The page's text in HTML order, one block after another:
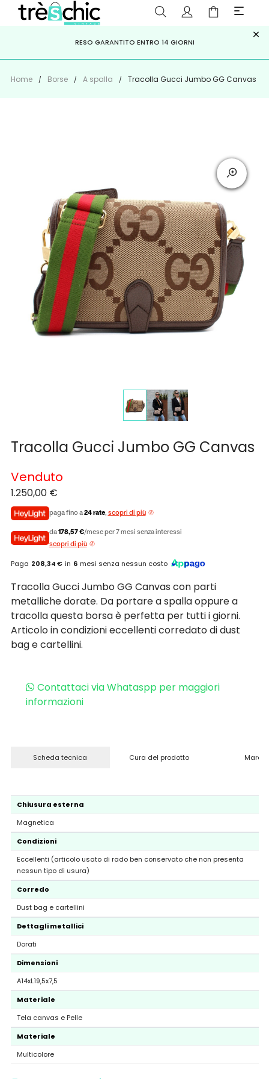
PAGA A RATE CONKLARNA,HEYLIGHT, APPAGO
ISCRIVITI ALLA NEWSLETTER PER NON PERDERE SCONTI E
OFFERTE IMPERDIBILI!
RESO GARANTITO ENTRO 14 GIORNI ×
Home Borse A spalla Tracolla Gucci Jumbo GG Canvas
Tracolla Gucci Jumbo GG Canvas
1.250,00 €
paga fino a24 rate, scopri di più
da178,57 €/mese per 7 mesi senza interessi
scopri di più
Paga 208,34 € in 6 mesi senza nessun costo
Venduto
Tracolla Gucci Jumbo GG Canvas con parti
metalliche dorate. Da portare a spalla oppure a
tracolla questa borsa è perfetta per tutti i giorni.
Articolo in condizioni eccellenti corredato di dust
bag e cartellini.
Contattaci via Whataspp per maggiori
informazioni
Scheda tecnica Cura del prodotto
Chiusura esterna
Magnetica
Condizioni
Eccellenti (articolo usato di rado ben conservato che non presenta
nessun tipo di usura)
Corredo
Dust bag e cartellini
Dettagli metallici
Dorati
Dimensioni
A14xL19,5x7,5
Materiale
Tela canvas e Pelle
Materiale
Multicolore